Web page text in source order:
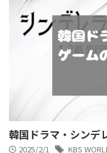
韓国ドラマ・シンデ
2025/2/1 KBS